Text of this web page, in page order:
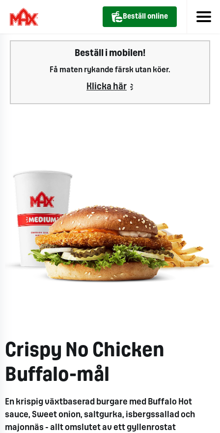
Beställ online
Beställ i mobilen!
Få maten rykande färsk utan köer.
Klicka här
Crispy No Chicken
Buffalo-mål
En krispig växtbaserad burgare med Buffalo Hot
sauce, Sweetonion, saltgurka, isbergssallad och
majonnäs - allt omslutet av ett gyllenrostat